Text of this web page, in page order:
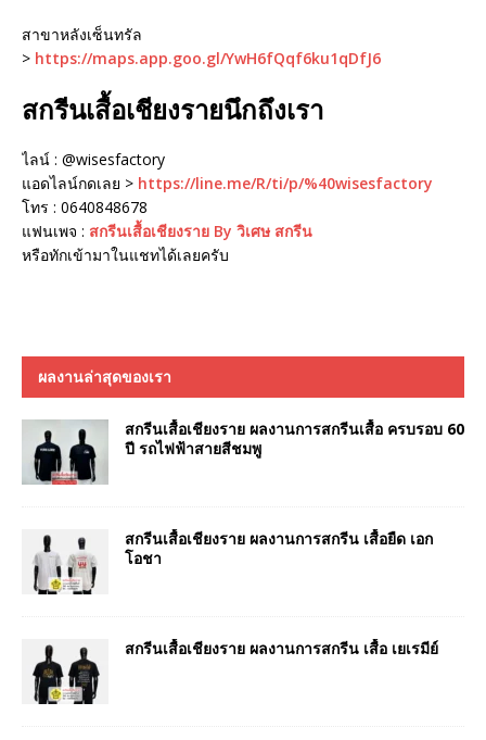
สาขาหลังเซ็นทรัล
> https://maps.app.goo.gl/YwH6fQqf6ku1qDfJ6
สกรีนเสื้อเชียงรายนึกถึงเรา
ไลน์ : @wisesfactory
แอดไลน์กดเลย > https://line.me/R/ti/p/%40wisesfactory
โทร : 0640848678
แฟนเพจ : สกรีนเสื้อเชียงราย By วิเศษ สกรีน
หรือทักเข้ามาในแชทได้เลยครับ
ผลงานล่าสุดของเรา
สกรีนเสื้อเชียงราย ผลงานการสกรีนเสื้อ ครบรอบ 60
ปี รถไฟฟ้าสายสีชมพู
สกรีนเสื้อเชียงราย ผลงานการสกรีน เสื้อยืด เอก
โอชา
สกรีนเสื้อเชียงราย ผลงานการสกรีน เสื้อ เยเรมีย์